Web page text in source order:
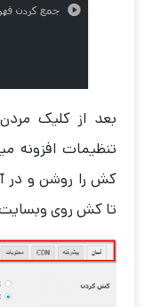
بعد از کلیک
تنظیمات افزونه
کش را روشن و در
تا کش روی